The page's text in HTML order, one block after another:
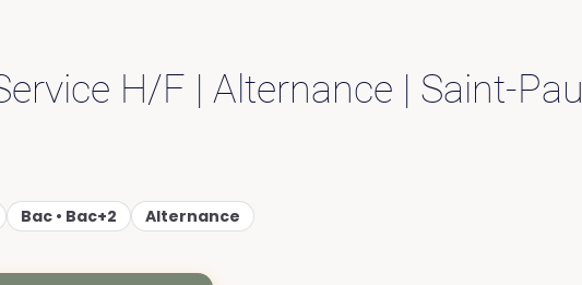
H/F | Alternance | Saint-Paul
Bac • Bac+2 Alternance